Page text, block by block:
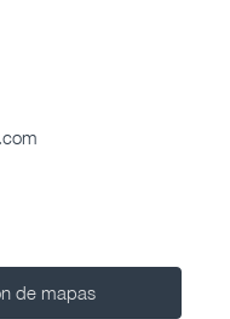
de mapas